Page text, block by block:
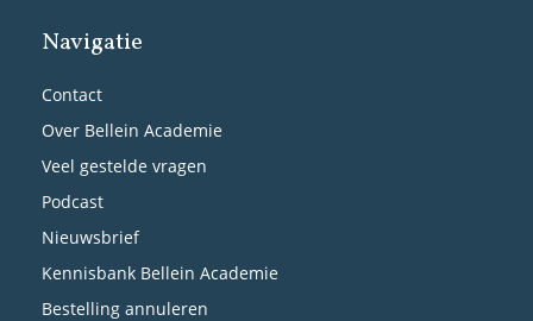
Navigatie
Contact
Over Bellein Academie
Veel gestelde vragen
Podcast
Nieuwsbrief
Kennisbank Bellein Academie
Bestelling annuleren